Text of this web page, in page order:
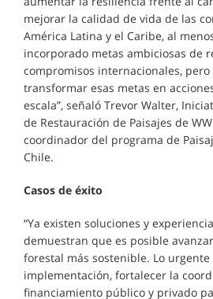
mejorar la calidad de vida de las
América Latina y el Caribe, al
incorporado metas ambiciosas de
compromisos internacionales,
transformar esas metas en
escala”, señaló Trevor Walter,
de Restauración de Paisajes de
coordinador del programa de
Chile.
Casos de éxito
“Ya existen soluciones y
demuestran que es posible
forestal más sostenible. Lo urgente
implementación, fortalecer la
financiamiento público y privado